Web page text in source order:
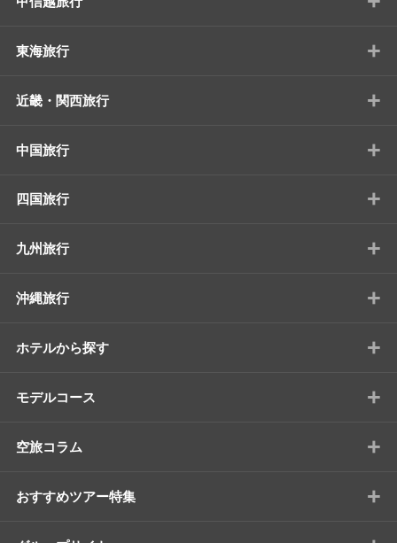
東海旅行 +
近畿・関西旅行 +
中国旅行 +
四国旅行 +
九州旅行 +
沖縄旅行 +
ホテルから探す +
モデルコース +
空旅コラム +
おすすめツアー特集 +